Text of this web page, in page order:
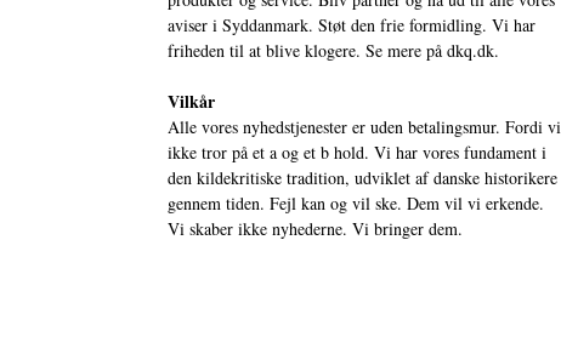
aviser i Syddanmark. Støt den frie formidling. Vi har
friheden til at blive klogere. Se mere på dkq.dk.
Vilkår
Alle vores nyhedstjenester er uden betalingsmur. Fordi vi
ikke tror på et a og et b hold. Vi har vores fundament i
den kildekritiske tradition, udviklet af danske historikere
gennem tiden. Fejl kan og vil ske. Dem vil vi erkende.
Vi skaber ikke nyhederne. Vi bringer dem.